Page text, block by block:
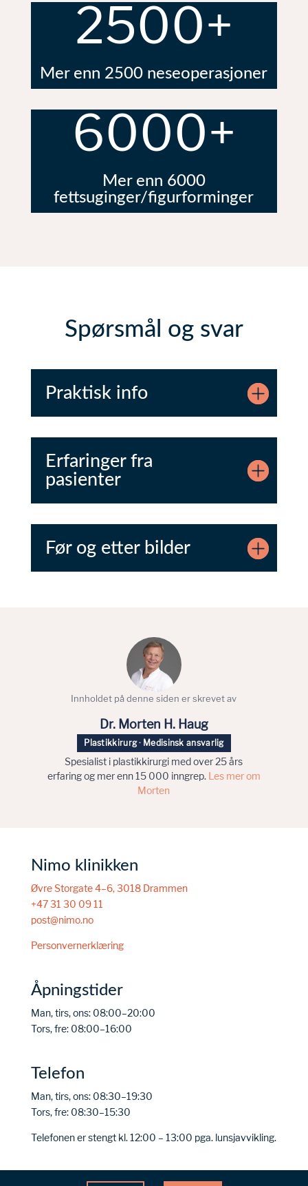
2500+
Mer enn 2500 neseoperasjoner
6000+
Mer enn 6000
fettsuginger/figurforminger
Spørsmål og svar
Praktisk info
Erfaringer fra
pasienter
Før og etter bilder
Innholdet på denne siden er skrevet av
Dr. Morten H. Haug
Plastikkirurg · Medisinsk ansvarlig
Spesialist i plastikkirurgi med over 25 års
erfaring og mer enn 15 000 inngrep.
Les mer om
Morten
Nimo klinikken
Øvre Storgate 4–6, 3018 Drammen
+47 31 30 09 11
post@nimo.no
Personvernerklæring
Åpningstider
Man, tirs, ons: 08:00–20:00
Tors, fre: 08:00–16:00
Telefon
Man, tirs, ons: 08:30–19:30
Tors, fre: 08:30–15:30
Telefonen er stengt kl. 12:00 – 13:00 pga. lunsjavvikling.